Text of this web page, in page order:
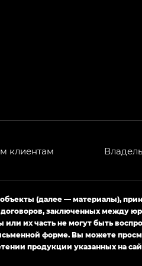
клиентам
(далее — материалы),
заключенных между
их часть не могут быть
форме. Вы можете
продукции указанных на